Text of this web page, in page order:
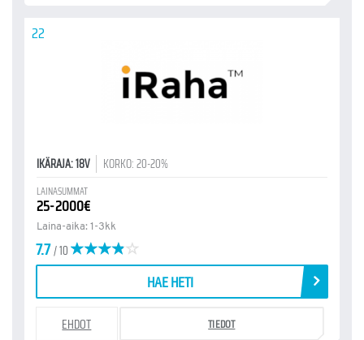
22
IKÄRAJA: 18V KORKO: 20-20%
LAINASUMMAT
25-2000€
Laina-aika: 1-3kk
7.7/ 10
HAE HETI
EHDOT TIEDOT